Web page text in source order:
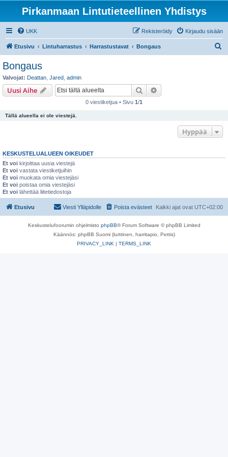
Pirkanmaan Lintutieteellinen Yhdistys
UKK Kirjaudu sisään
Rekisteröidy
Etusivu Lintuharrastus Harrastustavat Bongaus
Bongaus
Valvojat: Deattan Jared admin
Uusi Aihe Etsi
0 viestiketjua • Sivu 1/1
Tällä alueella ei ole viestejä.
Hyppää
KESKUSTELUALUEEN OIKEUDET
Et voi kirjoittaa uusia viestejä
Et voi vastata viestiketjuihin
Et voi muokata omia viestejäsi
Et voi poistaa omia viestejäsi
Et voi lähettää liitetiedostoja
Etusivu Kaikki ajat ovat UTC+02:00
Poista evästeet
Viesti Ylläpidolle
Keskustelufoorumin ohjelmisto phpBB® Forum Software © phpBB Limited
Käännös: phpBB Suomi (lurttinen, harritapio, Pettis)
PRIVACY_LINK | TERMS_LINK